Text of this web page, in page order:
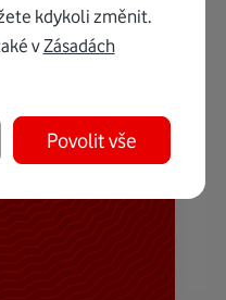
kdykoli změnit.
vZásadách
Povolit vše